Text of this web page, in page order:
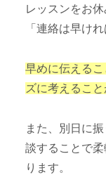
レッスンをお
「連絡は早け
早めに伝える
ズに考えること
また、別日に
談することで
ります。